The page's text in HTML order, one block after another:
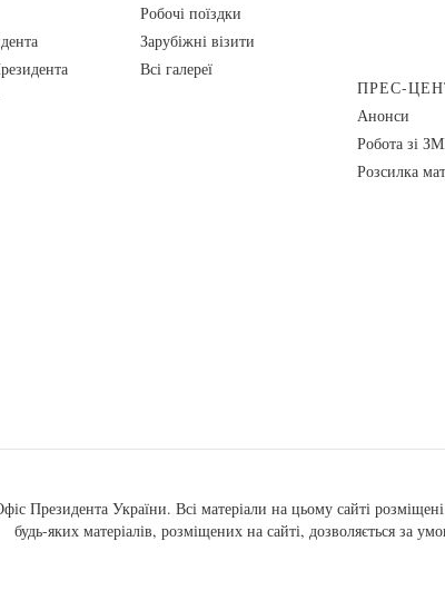
Робочі поїздки
Зарубіжні візити
Всі галереї
ПРЕС-
Анонси
Робота зі
Розсилка
Президента України. Всі матеріали на цьому сайті
будь-яких матеріалів, розміщених на сайті, дозволяється за